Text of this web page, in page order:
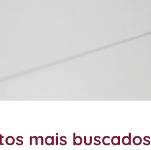
mais buscados